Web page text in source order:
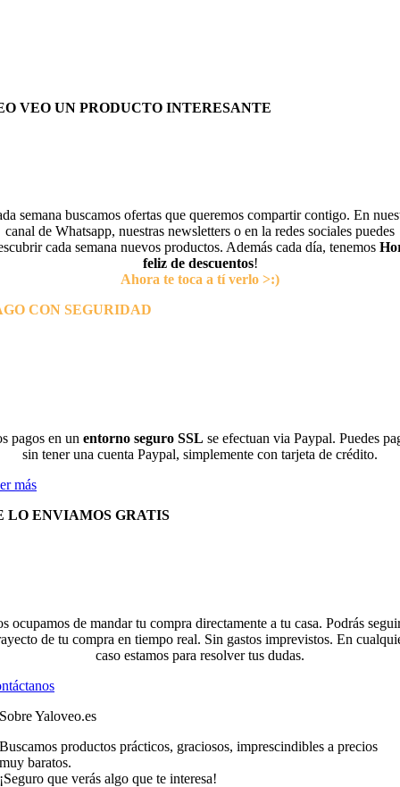
VEO UN PRODUCTO INTERESANTE
semana buscamos ofertas que queremos compartir contigo. En
canal de Whatsapp, nuestras newsletters o en la redes sociales puedes
cada semana nuevos productos. Además cada día, tenemos
feliz de descuentos!
Ahora te toca a tí verlo >:)
CON SEGURIDAD
pagos en un entorno seguro SSL se efectuan via Paypal. Puedes
sin tener una cuenta Paypal, simplemente con tarjeta de crédito.
más
LO ENVIAMOS GRATIS
ocupamos de mandar tu compra directamente a tu casa. Podrás
de tu compra en tiempo real. Sin gastos imprevistos. En
caso estamos para resolver tus dudas.
Sobre Yaloveo.es
Buscamos productos prácticos, graciosos, imprescindibles a precios
muy baratos.
¡Seguro que verás algo que te interesa!